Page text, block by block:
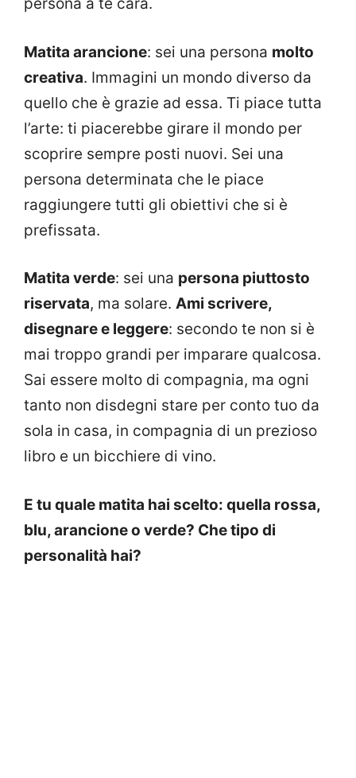
persona a te cara.
Matita arancione: sei una persona molto
creativa. Immagini un mondo diverso da
quello che è grazie ad essa. Ti piace tutta
l’arte: ti piacerebbe girare il mondo per
scoprire sempre posti nuovi. Sei una
persona determinata che le piace
raggiungere tutti gli obiettivi che si è
prefissata.
Matita verde: sei una persona piuttosto
riservata, ma solare. Ami scrivere,
disegnare e leggere: secondo te non si è
mai troppo grandi per imparare qualcosa.
Sai essere molto di compagnia, ma ogni
tanto non disdegni stare per conto tuo da
sola in casa, in compagnia di un prezioso
libro e un bicchiere di vino.
E tu quale matita hai scelto: quella rossa,
blu, arancione o verde? Che tipo di
personalità hai?